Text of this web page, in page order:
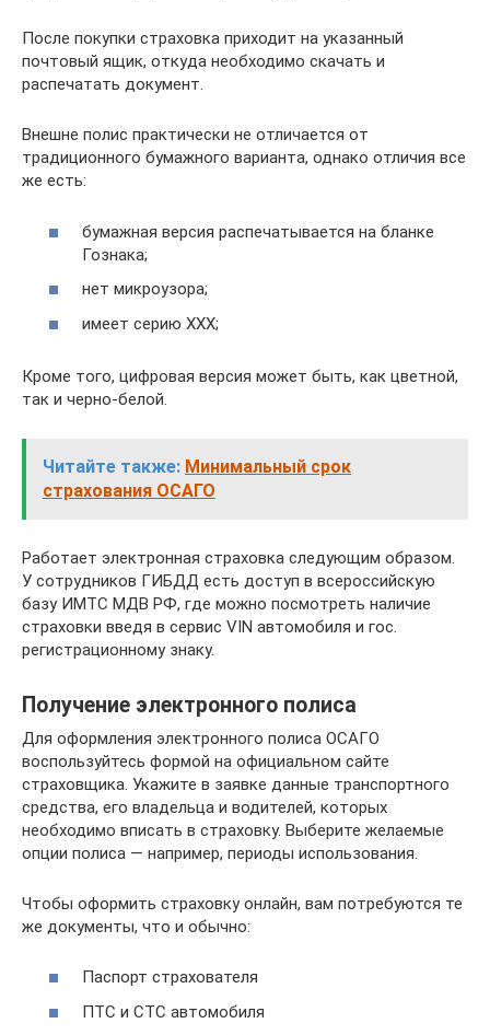
После покупки страховка приходит на указанный
почтовый ящик, откуда необходимо скачать и
распечатать документ.
Внешне полис практически не отличается от
традиционного бумажного варианта, однако отличия все
же есть:
бумажная версия распечатывается на бланке
Гознака;
нет микроузора;
имеет серию ХХХ;
Кроме того, цифровая версия может быть, как цветной,
так и черно-белой.
Читайте также: Минимальный срок
страхования ОСАГО
Работает электронная страховка следующим образом.
У сотрудников ГИБДД есть доступ в всероссийскую
базу ИМТС МДВ РФ, где можно посмотреть наличие
страховки введя в сервис VIN автомобиля и гос.
регистрационному знаку.
Получение электронного полиса
Для оформления электронного полиса ОСАГО
воспользуйтесь формой на официальном сайте
страховщика. Укажите в заявке данные транспортного
средства, его владельца и водителей, которых
необходимо вписать в страховку. Выберите желаемые
опции полиса — например, периоды использования.
Чтобы оформить страховку онлайн, вам потребуются те
же документы, что и обычно:
Паспорт страхователя
ПТС и СТС автомобиля